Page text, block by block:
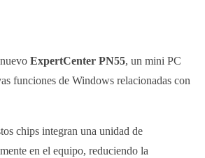
ExpertCenter PN55, un mini PC
funciones de Windows relacionadas con
chips integran una unidad de
en el equipo, reduciendo la